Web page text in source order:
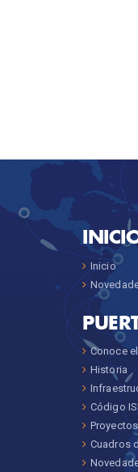
Inicio
Conoce
Historia
Código
Cuadros